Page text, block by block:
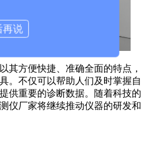
以其方便快捷、准确全面的特点，
。不仅可以帮助人们及时掌握自
供重要的诊断数据。随着科技的
仪厂家将继续推动仪器的研发和
再说